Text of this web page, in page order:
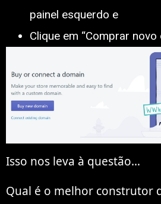
painel esquerdo e
Clique em “Comprar novo
Isso nos leva à questão…
Qual é o melhor construtor